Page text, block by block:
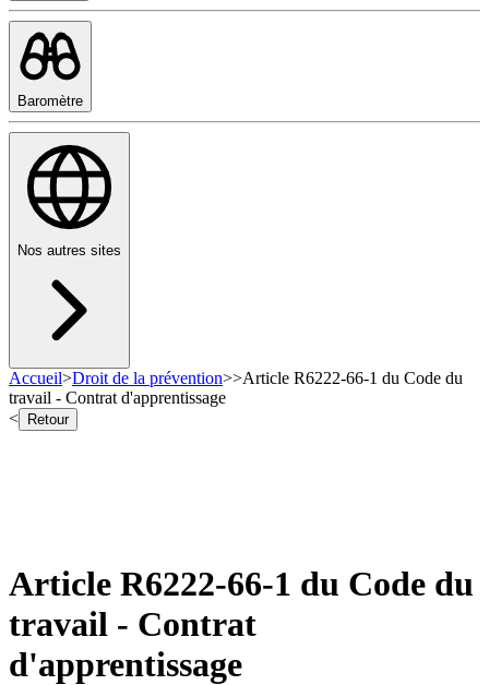
Baromètre
Nos autres sites
Accueil>Droit de la prévention>>Article R6222-66-1 du Code du
travail - Contrat d'apprentissage
<
Retour
Article R6222-66-1 du Code du
travail - Contrat
d'apprentissage